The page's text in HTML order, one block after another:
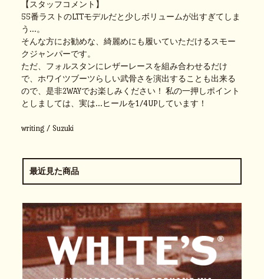
【スタッフコメント】
55番ラストのLTTモデルだと少しボリュームが出すぎてしま
う…。
そんな方にお勧めな、綺麗めにも履いていただけるスモー
クジャンパーです。
ただ、フォルスタンにレザーレースを組み合わせるだけ
で、ホワイツブーツらしい武骨さを演出することも出来る
ので、是非2WAYでお楽しみください！ 私の一押しポイント
としましては、実は…ヒールを1/4UPしています！
writing / Suzuki
最近見た商品